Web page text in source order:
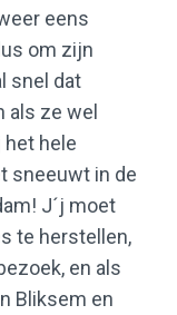
eens
om zijn
snel dat
als ze wel
het hele
sneeuwt in de
J´j moet
te herstellen,
en als
Bliksem en